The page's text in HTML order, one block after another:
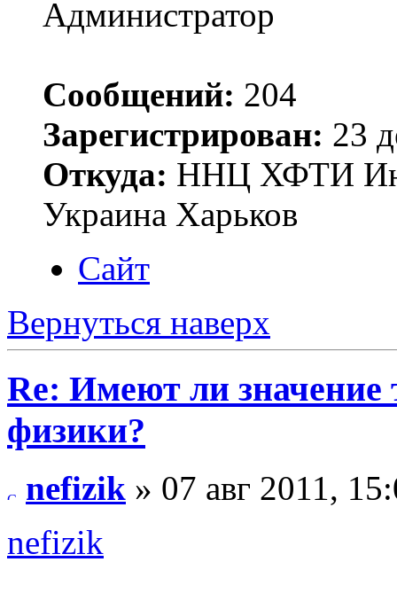
Администратор
Сообщений: 204
Зарегистрирован: 23
Откуда: ННЦ ХФТИ
Украина Харьков
Сайт
Вернуться наверх
Re: Имеют ли значение
физики?
nefizik » 07 авг 2011,
nefizik